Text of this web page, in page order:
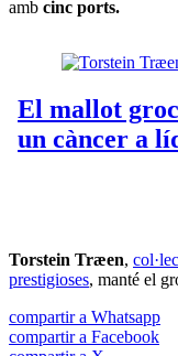
amb cinc ports.
Torstein Træen,
prestigioses, manté el
compartir a Whatsapp
compartir a Facebook